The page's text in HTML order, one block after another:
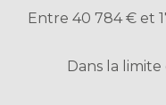
Entre 40 784 € et
Dans la